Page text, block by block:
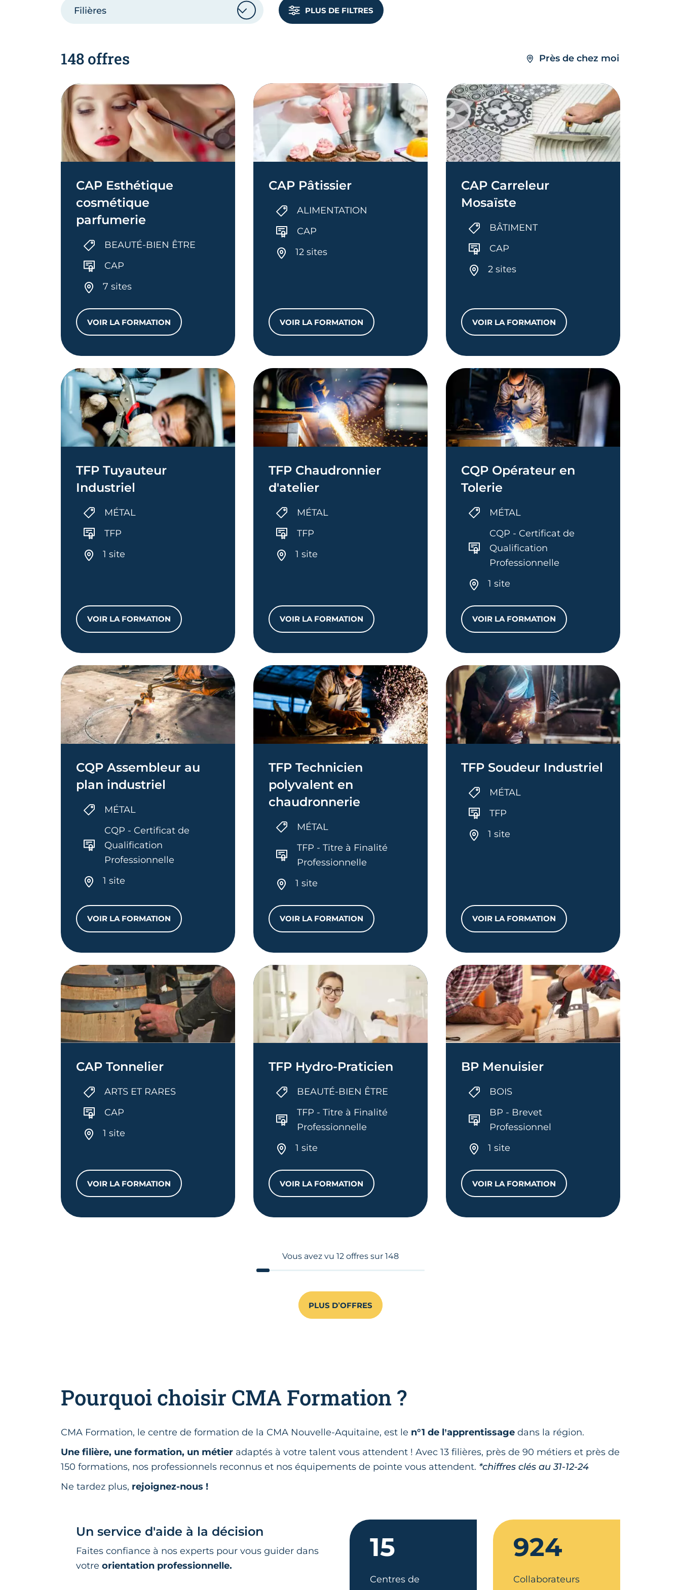
Filières PLUS DE FILTRES
148 offres Près de chez moi
CAP Esthétique
cosmétique
parfumerie
BEAUTÉ-BIEN ÊTRE
CAP
7 sites
VOIR LA FORMATIONCAP ESTHÉTIQUE COSMÉTIQUE PARFUMERIE
CAP Pâtissier
ALIMENTATION
CAP
12 sites
VOIR LA FORMATION
CAP PÂTISSIER
CAP Carreleur
Mosaïste
BÂTIMENT
CAP
2 sites
VOIR LA FORMATIONCAP CARRELEUR MOSAÏSTE
TFP Tuyauteur
Industriel
MÉTAL
TFP
1 site
VOIR LA FORMATIONTFP TUYAUTEUR INDUSTRIEL
TFP Chaudronnier
d'atelier
MÉTAL
TFP
1 site
VOIR LA FORMATIONTFP CHAUDRONNIER D'ATELIER
CQP Opérateur en
Tolerie
MÉTAL
CQP - Certificat de
Qualification
Professionnelle
1 site
VOIR LA FORMATIONCQP OPÉRATEUR EN TOLERIE
CQP Assembleur au
plan industriel
MÉTAL
CQP - Certificat de
Qualification
Professionnelle
1 site
VOIR LA FORMATIONCQP ASSEMBLEUR AU PLAN INDUSTRIEL
TFP Technicien
polyvalent en
chaudronnerie
MÉTAL
TFP - Titre à Finalité
Professionnelle
1 site
VOIR LA FORMATIONTFP TECHNICIEN POLYVALENT EN CHAUDRONNERIE
TFP Soudeur Industriel
MÉTAL
TFP
1 site
VOIR LA FORMATIONTFP SOUDEUR INDUSTRIEL
CAP Tonnelier
ARTS ET RARES
CAP
1 site
VOIR LA FORMATION
CAP TONNELIER
TFP Hydro-Praticien
BEAUTÉ-BIEN ÊTRE
TFP - Titre à Finalité
Professionnelle
1 site
VOIR LA FORMATIONTFP HYDRO-PRATICIEN
BP Menuisier
BOIS
BP - Brevet
Professionnel
1 site
VOIR LA FORMATION
BP MENUISIER
Vous avez vu 12 offres sur 148
PLUS D’OFFRES
Pourquoi choisir CMA Formation ?
CMA Formation, le centre de formation de la CMA Nouvelle-Aquitaine, est le n°1 de l’apprentissage dans la région.
Une filière, une formation, un métier adaptés à votre talent vous attendent ! Avec 13 filières, près de 90 métiers et près de
150 formations, nos professionnels reconnus et nos équipements de pointe vous attendent. *chiffres clés au 31-12-24
Ne tardez plus, rejoignez-nous !
Un service d'aide à la décision
Faites confiance à nos experts pour vous guider dans
votre orientation professionnelle.
15
Centres de
924
Collaborateurs